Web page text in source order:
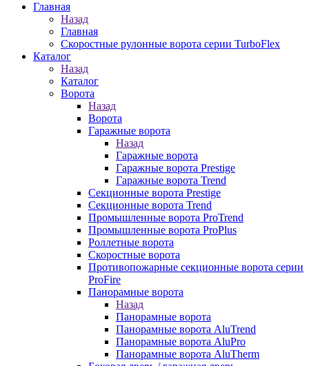
Главная
Назад
Главная
Скоростные рулонные ворота серии TurboFlex
Каталог
Назад
Каталог
Ворота
Назад
Ворота
Гаражные ворота
Назад
Гаражные ворота
Гаражные ворота Prestige
Гаражные ворота Trend
Секционные ворота Prestige
Секционные ворота Trend
Промышленные ворота ProTrend
Промышленные ворота ProPlus
Роллетные ворота
Скоростные ворота
Противопожарные секционные ворота серии
ProFire
Панорамные ворота
Назад
Панорамные ворота
Панорамные ворота AluTrend
Панорамные ворота AluPro
Панорамные ворота AluTherm